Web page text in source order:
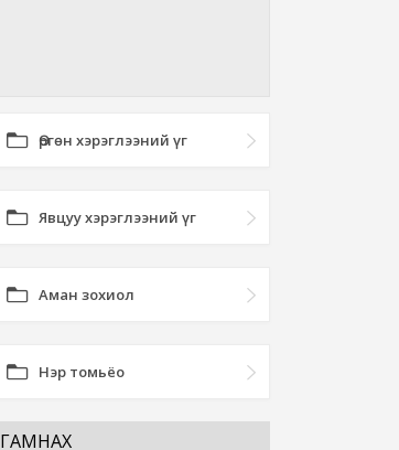
Өргөн хэрэглээний үг
Явцуу хэрэглээний үг
Аман зохиол
Нэр томьёо
ГАМНАХ